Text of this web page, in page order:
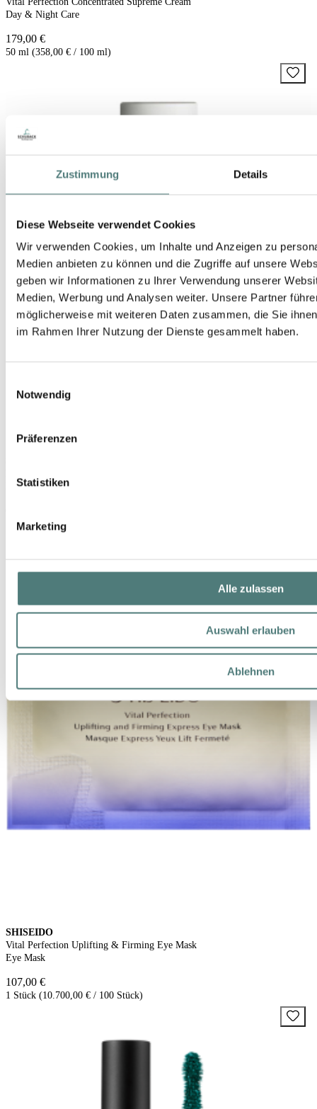
Zustimmung Details
Diese Webseite verwendet Cookies
Wir verwenden Cookies, um Inhalte und Anzeigen zu
Medien anbieten zu können und die Zugriffe auf unsere
geben wir Informationen zu Ihrer Verwendung unserer
Medien, Werbung und Analysen weiter. Unsere Partner
möglicherweise mit weiteren Daten zusammen, die Sie
im Rahmen Ihrer Nutzung der Dienste gesammelt haben.
Notwendig
Präferenzen
Statistiken
Marketing
Alle zulassen
Auswahl erlauben
Ablehnen
Day & Night Care
179,00 €
50 ml (358,00 € / 100 ml)
Face Care
100 ml (69,99 € / 100 ml)
SHISEIDO
Vital Perfection Uplifting & Firming Eye Mask
Eye Mask
107,00 €
1 Stück (10.700,00 € / 100 Stück)